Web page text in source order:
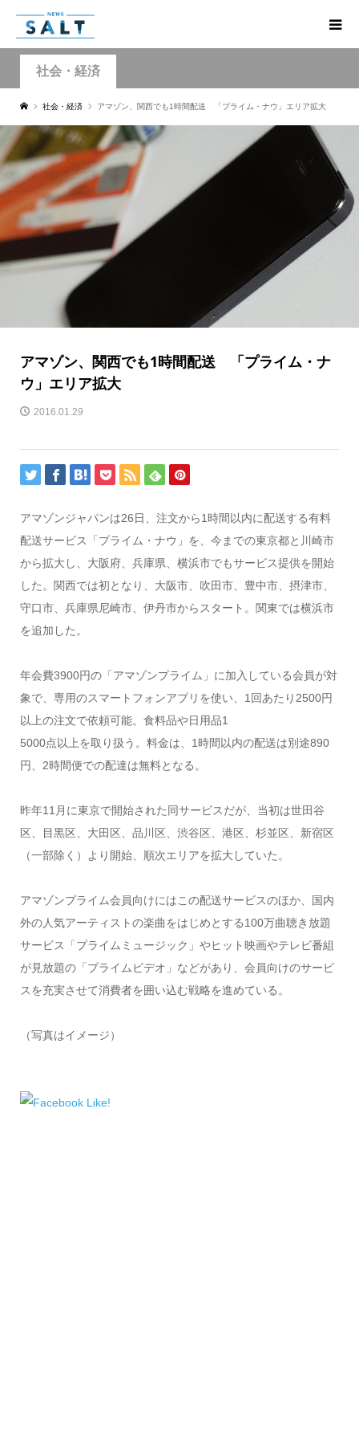
社会・経済
社会・経済 アマゾン、関西でも1時間配送 「プライム・ナウ」エリア拡大
アマゾン、関西でも1時間配送 「プライム・ナ
ウ」エリア拡大
2016.01.29
アマゾンジャパンは26日、注文から1時間以内に配送する有料
配送サービス「プライム・ナウ」を、今までの東京都と川崎市
から拡大し、大阪府、兵庫県、横浜市でもサービス提供を開始
した。関西では初となり、大阪市、吹田市、豊中市、摂津市、
守口市、兵庫県尼崎市、伊丹市からスタート。関東では横浜市
を追加した。
年会費3900円の「アマゾンプライム」に加入している会員が対
象で、専用のスマートフォンアプリを使い、1回あたり2500円
以上の注文で依頼可能。食料品や日用品1
5000点以上を取り扱う。料金は、1時間以内の配送は別途890
円、2時間便での配達は無料となる。
昨年11月に東京で開始された同サービスだが、当初は世田谷
区、目黒区、大田区、品川区、渋谷区、港区、杉並区、新宿区
（一部除く）より開始、順次エリアを拡大していた。
アマゾンプライム会員向けにはこの配送サービスのほか、国内
外の人気アーティストの楽曲をはじめとする100万曲聴き放題
サービス「プライムミュージック」やヒット映画やテレビ番組
が見放題の「プライムビデオ」などがあり、会員向けのサービ
スを充実させて消費者を囲い込む戦略を進めている。
（写真はイメージ）